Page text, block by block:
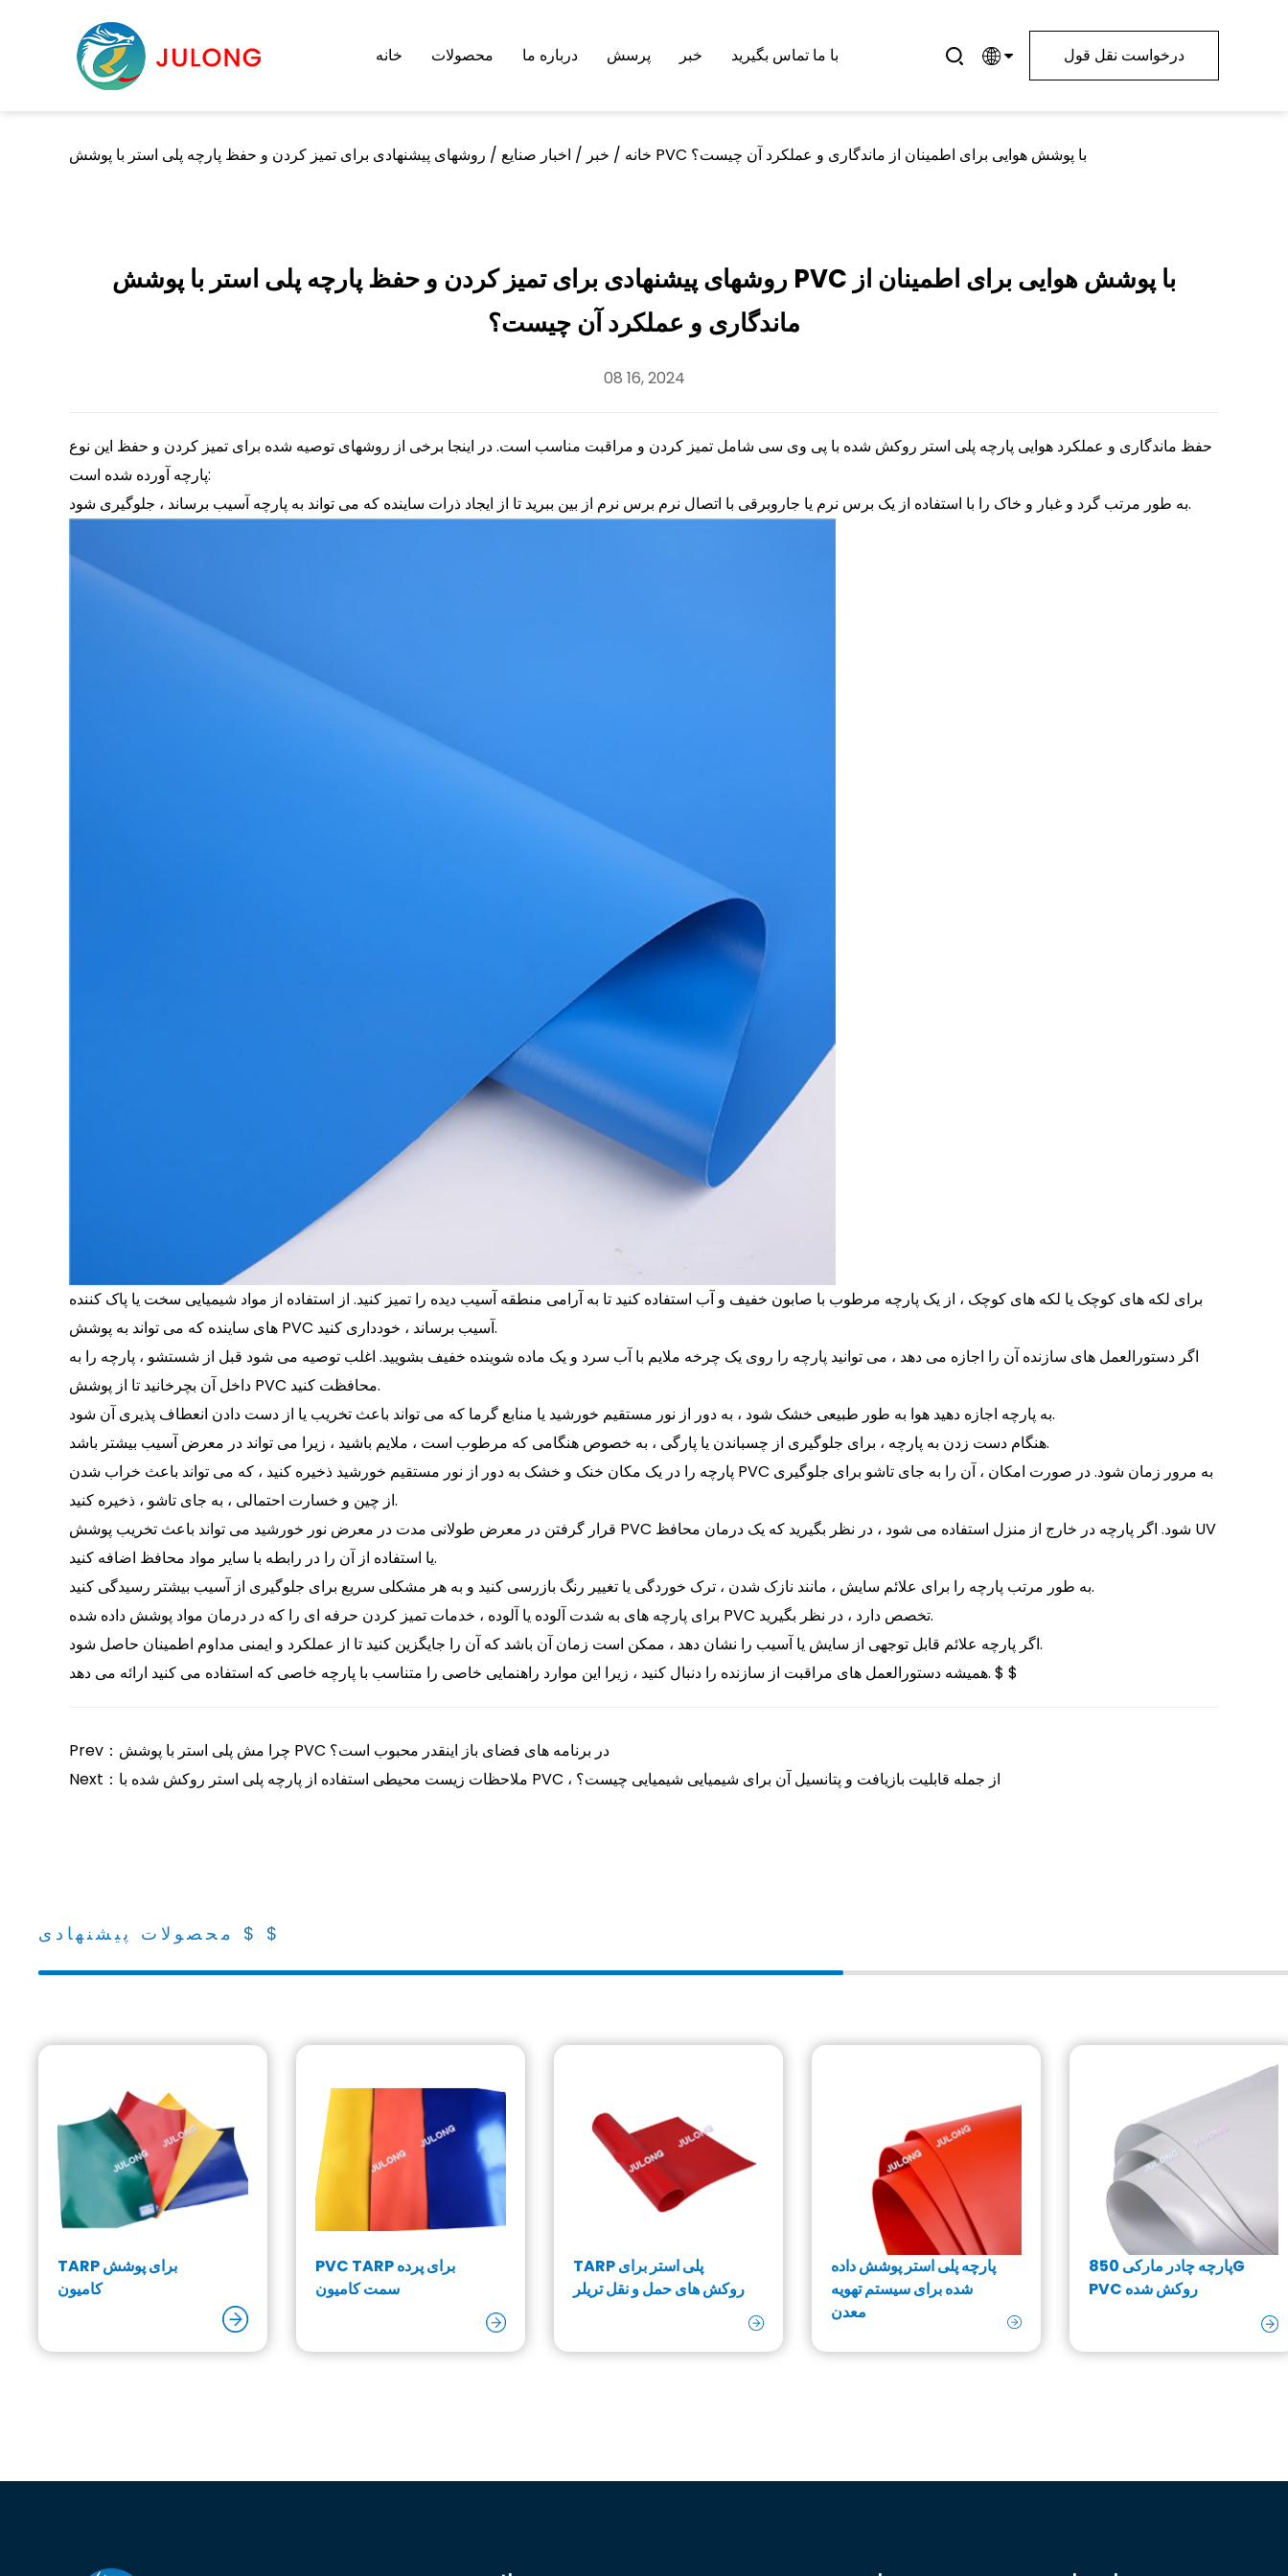
خانه محصولات درباره ما پرسش خبر با ما تماس بگیرید درخواست نقل قول
خانه / خبر / اخبار صنایع / روشهای پیشنهادی برای تمیز کردن و حفظ پارچه پلی استر با پوشش PVC با پوشش هوایی برای اطمینان از ماندگاری و عملکرد آن چیست؟
روشهای پیشنهادی برای تمیز کردن و حفظ پارچه پلی استر با پوشش PVC با پوشش هوایی برای اطمینان از
ماندگاری و عملکرد آن چیست؟
08 16, 2024
حفظ ماندگاری و عملکرد هوایی پارچه پلی استر روکش شده با پی وی سی شامل تمیز کردن و مراقبت مناسب است. در اینجا برخی از روشهای توصیه شده برای تمیز کردن و حفظ این نوع
پارچه آورده شده است:
به طور مرتب گرد و غبار و خاک را با استفاده از یک برس نرم یا جاروبرقی با اتصال نرم برس نرم از بین ببرید تا از ایجاد ذرات ساینده که می تواند به پارچه آسیب برساند ، جلوگیری شود.
برای لکه های کوچک یا لکه های کوچک ، از یک پارچه مرطوب با صابون خفیف و آب استفاده کنید تا به آرامی منطقه آسیب دیده را تمیز کنید. از استفاده از مواد شیمیایی سخت یا پاک کننده
های ساینده که می تواند به پوشش PVC آسیب برساند ، خودداری کنید.
اگر دستورالعمل های سازنده آن را اجازه می دهد ، می توانید پارچه را روی یک چرخه ملایم با آب سرد و یک ماده شوینده خفیف بشویید. اغلب توصیه می شود قبل از شستشو ، پارچه را به
داخل آن بچرخانید تا از پوشش PVC محافظت کنید.
به پارچه اجازه دهید هوا به طور طبیعی خشک شود ، به دور از نور مستقیم خورشید یا منابع گرما که می تواند باعث تخریب یا از دست دادن انعطاف پذیری آن شود.
هنگام دست زدن به پارچه ، برای جلوگیری از چسباندن یا پارگی ، به خصوص هنگامی که مرطوب است ، ملایم باشید ، زیرا می تواند در معرض آسیب بیشتر باشد.
پارچه را در یک مکان خنک و خشک به دور از نور مستقیم خورشید ذخیره کنید ، که می تواند باعث خراب شدن PVC به مرور زمان شود. در صورت امکان ، آن را به جای تاشو برای جلوگیری
از چین و خسارت احتمالی ، به جای تاشو ، ذخیره کنید.
قرار گرفتن در معرض طولانی مدت در معرض نور خورشید می تواند باعث تخریب پوشش PVC شود. اگر پارچه در خارج از منزل استفاده می شود ، در نظر بگیرید که یک درمان محافظ UV
یا استفاده از آن را در رابطه با سایر مواد محافظ اضافه کنید.
به طور مرتب پارچه را برای علائم سایش ، مانند نازک شدن ، ترک خوردگی یا تغییر رنگ بازرسی کنید و به هر مشکلی سریع برای جلوگیری از آسیب بیشتر رسیدگی کنید.
برای پارچه های به شدت آلوده یا آلوده ، خدمات تمیز کردن حرفه ای را که در درمان مواد پوشش داده شده PVC تخصص دارد ، در نظر بگیرید.
اگر پارچه علائم قابل توجهی از سایش یا آسیب را نشان دهد ، ممکن است زمان آن باشد که آن را جایگزین کنید تا از عملکرد و ایمنی مداوم اطمینان حاصل شود.
همیشه دستورالعمل های مراقبت از سازنده را دنبال کنید ، زیرا این موارد راهنمایی خاصی را متناسب با پارچه خاصی که استفاده می کنید ارائه می دهد. $ $
Prev：چرا مش پلی استر با پوشش PVC در برنامه های فضای باز اینقدر محبوب است؟
Next：ملاحظات زیست محیطی استفاده از پارچه پلی استر روکش شده با PVC ، از جمله قابلیت بازیافت و پتانسیل آن برای شیمیایی شیمیایی چیست؟
محصولات پیشنهادی $ $
TARP برای پوشش
کامیون
PVC TARP برای پرده
سمت کامیون
TARP پلی استر برای
روکش های حمل و نقل تریلر
پارچه پلی استر پوشش داده
شده برای سیستم تهویه
معدن
پارچه چادر مارکی 850G
PVC روکش شده